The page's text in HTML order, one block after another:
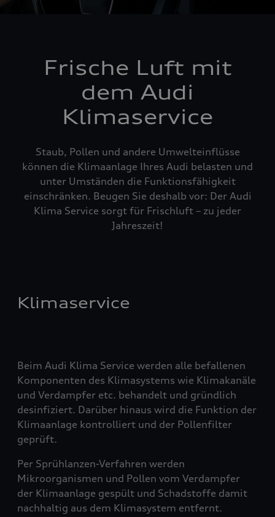
Frische Luft mit
dem Audi
Klimaservice
Staub, Pollen und andere Umwelteinflüsse
können die Klimaanlage Ihres Audi belasten und
unter Umständen die Funktionsfähigkeit
einschränken. Beugen Sie deshalb vor: Der Audi
Klima Service sorgt für Frischluft – zu jeder
Jahreszeit!
Klimaservice
Beim Audi Klima Service werden alle befallenen
Komponenten des Klimasystems wie Klimakanäle
und Verdampfer etc. behandelt und gründlich
desinfiziert. Darüber hinaus wird die Funktion der
Klimaanlage kontrolliert und der Pollenfilter
geprüft.
Per Sprühlanzen-Verfahren werden
Mikroorganismen und Pollen vom Verdampfer
der Klimaanlage gespült und Schadstoffe damit
nachhaltig aus dem Klimasystem entfernt.